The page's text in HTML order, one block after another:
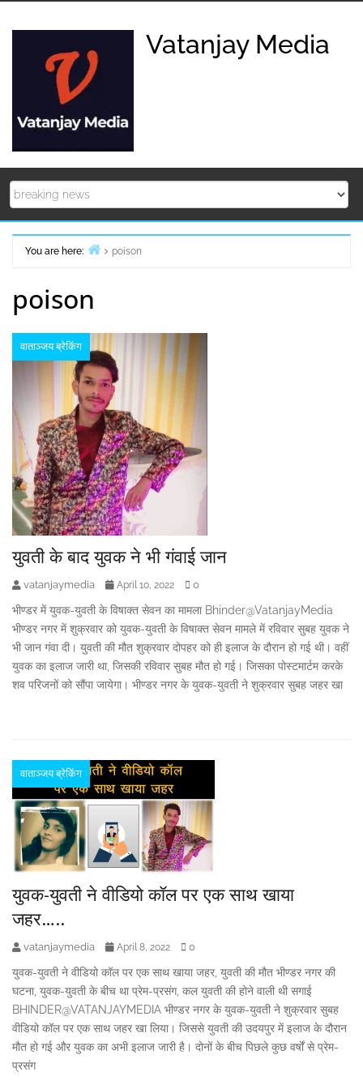
Vatanjay Media
You are here:
poison
poison
वाताञ्जय ब्रेकिंग
युवती के बाद युवक ने भी गंवाई जान
vatanjaymedia April 10, 2022 0
भीण्डर में युवक-युवती के विषाक्त सेवन का मामला Bhinder@VatanjayMedia
भीण्डर नगर में शुक्रवार को युवक-युवती के विषाक्त सेवन मामले में रविवार सुबह युवक ने
भी जान गंवा दी। युवती की मौत शुक्रवार दोपहर को ही इलाज के दौरान हो गई थी। वहीं
युवक का इलाज जारी था, जिसकी रविवार सुबह मौत हो गई। जिसका पोस्टमार्टम करके
शव परिजनों को सौंपा जायेगा। भीण्डर नगर के युवक-युवती ने शुक्रवार सुबह जहर खा
वाताञ्जय ब्रेकिंग
युवक-युवती ने वीडियो कॉल पर एक साथ खाया
जहर…..
vatanjaymedia April 8, 2022 0
युवक-युवती ने वीडियो कॉल पर एक साथ खाया जहर, युवती की मौत भीण्डर नगर की
घटना, युवक-युवती के बीच था प्रेम-प्रसंग, कल युवती की होने वाली थी सगाई
BHINDER@VATANJAYMEDIA भीण्डर नगर के युवक-युवती ने शुक्रवार सुबह
वीडियो कॉल पर एक साथ जहर खा लिया। जिससे युवती की उदयपुर में इलाज के दौरान
मौत हो गई और युवक का अभी इलाज जारी है। दोनों के बीच पिछले कुछ वर्षों से प्रेम-
प्रसंग